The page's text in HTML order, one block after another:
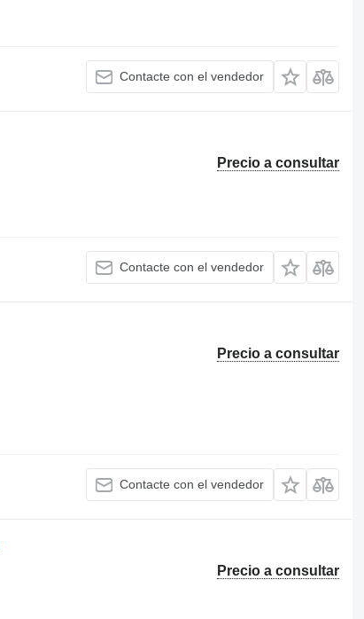
Contacte con el vendedor
Precio a consultar
Contacte con el vendedor
Precio a consultar
Contacte con el vendedor
Precio a consultar